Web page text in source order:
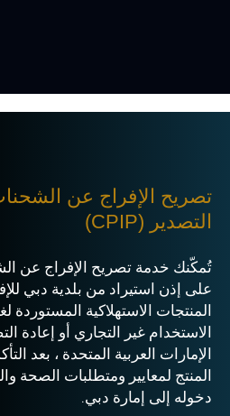
تصريح الإفراج عن
التصدير (CPIP)
على إذن استيراد من بلدية دبي
المنتجات الاستهلاكية
الاستخدام غير التجاري أو إعادة
الإمارات العربية المتحدة ، بعد
المنتج لمعايير ومتطلبات الصحة
دخوله إلى إمارة دبي.